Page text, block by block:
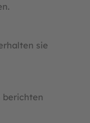
sie
berichten